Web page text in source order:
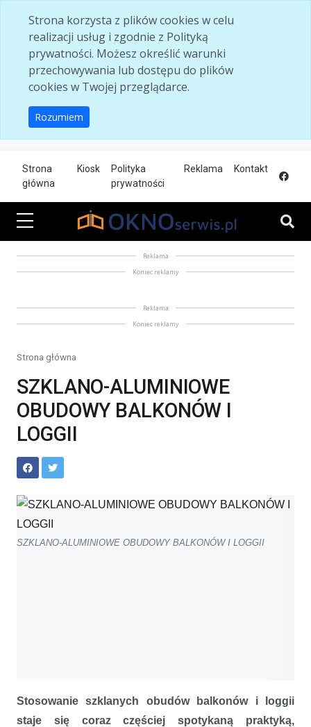
Strona korzysta z plików cookies w celu
realizacji usług i zgodnie z Polityką
prywatności. Możesz określić warunki
przechowywania lub dostępu do plików
cookies w Twojej przeglądarce.
Rozumiem
Strona
główna
Kiosk
Polityka
prywatności
Reklama Kontakt
Reklama
Koniec reklamy
Reklama
Koniec reklamy
Strona główna
SZKLANO-ALUMINIOWE
OBUDOWY BALKONÓW I
LOGGII
SZKLANO-ALUMINIOWE OBUDOWY BALKONÓW I LOGGII
Stosowanie szklanych obudów balkonów i loggii
staje się coraz częściej spotykaną praktyką,